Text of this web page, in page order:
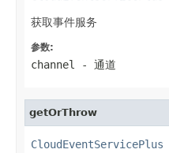
获取事件服务
参数:
channel - 通道
getOrThrow
CloudEventServicePlus